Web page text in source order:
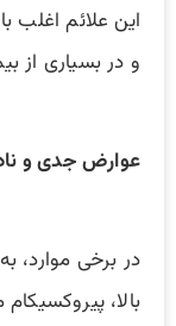
این علائم اغلب
و در بسیاری از
عوارض جدی و
در برخی موارد،
بالا،